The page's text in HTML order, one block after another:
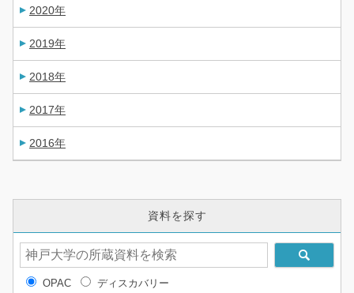
2020年
2019年
2018年
2017年
2016年
資料を探す
OPAC
ディスカバリー